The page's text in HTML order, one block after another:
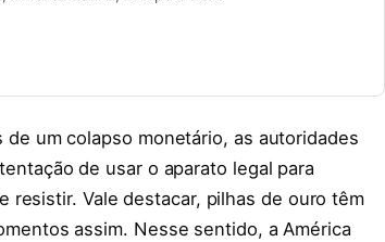
um colapso monetário, as autoridades
de usar o aparato legal para
Vale destacar, pilhas de ouro têm
assim. Nesse sentido, a América